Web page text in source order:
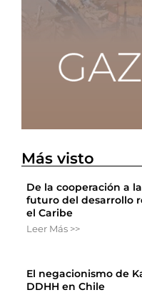
Más visto
De la cooperación a
futuro del desarrollo
el Caribe
Leer Más >>
El negacionismo de
DDHH en Chile